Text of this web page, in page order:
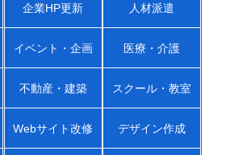
企業HP更新 人材派遣
イベント・企画 医療・介護
不動産・建築 スクール・教室
Webサイト改修 デザイン作成